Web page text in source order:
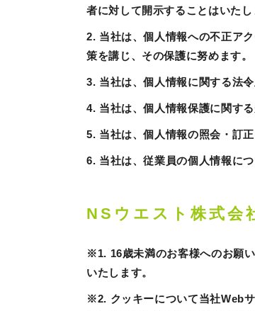
者に対して開示することはいたし
2. 当社は、個人情報への不正ア
策を講じ、その保護に努めます。
3. 当社は、個人情報に関する法
4. 当社は、個人情報保護に関す
5. 当社は、個人情報の照会・訂
6. 当社は、従業員の個人情報に
NSウエスト株式会
※1. 16歳未満のお客様へのお願
いたします。
※2. クッキーについて当社Web